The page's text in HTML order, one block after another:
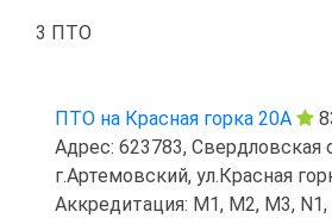
3 ПТО
ПТО на Красная горка 20А
Адрес: 623783, Свердловская
г.Артемовский, ул.Красная
Аккредитация: M1, M2, M3, N1,